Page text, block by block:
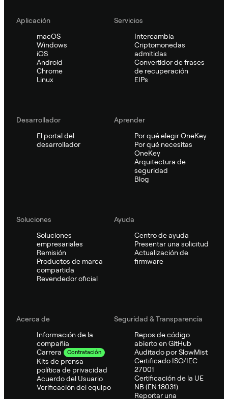
Aplicación
macOS
Windows
iOS
Android
Chrome
Linux
Servicios
Intercambia
Criptomonedas
admitidas
Convertidor de frases
de recuperación
EIPs
Desarrollador
El portal del
desarrollador
Aprender
Por qué elegir OneKey
Por qué necesitas
OneKey
Arquitectura de
seguridad
Blog
Soluciones
Soluciones
empresariales
Remisión
Productos de marca
compartida
Revendedor oficial
Ayuda
Centro de ayuda
Presentar una solicitud
Actualización de
firmware
Acerca de
Información de la
compañía
Carrera
Contratación
Kits de prensa
política de privacidad
Acuerdo del Usuario
Verificación del equipo
Seguridad & Transparencia
Repos de código
abierto en GitHub
Auditado por SlowMist
Certificado ISO/IEC
27001
Certificación de la UE
NB (EN 18031)
Reportar una